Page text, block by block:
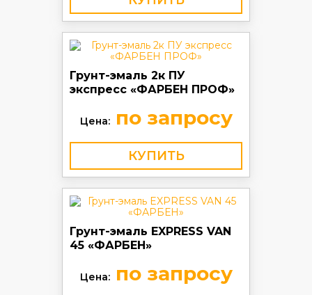
Грунт-эмаль 2к ПУ
экспресс «ФАРБЕН ПРОФ»
Цена:по запросу
КУПИТЬ
Грунт-эмаль EXPRESS VAN
45 «ФАРБЕН»
Цена:по запросу